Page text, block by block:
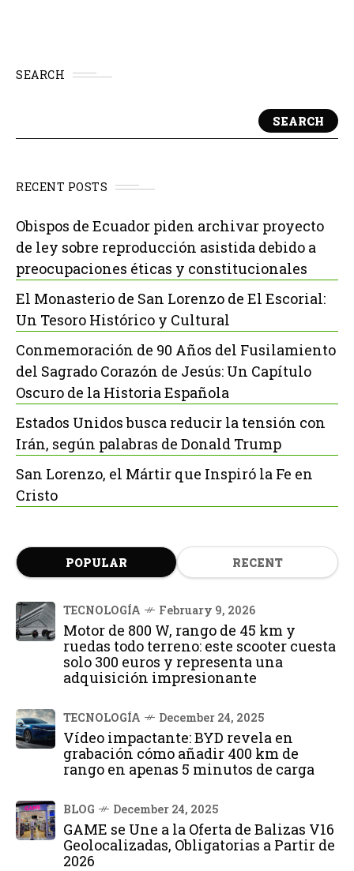
SEARCH
SEARCH
RECENT POSTS
Obispos de Ecuador piden archivar proyecto
de ley sobre reproducción asistida debido a
preocupaciones éticas y constitucionales
El Monasterio de San Lorenzo de El Escorial:
Un Tesoro Histórico y Cultural
Conmemoración de 90 Años del Fusilamiento
del Sagrado Corazón de Jesús: Un Capítulo
Oscuro de la Historia Española
Estados Unidos busca reducir la tensión con
Irán, según palabras de Donald Trump
San Lorenzo, el Mártir que Inspiró la Fe en
Cristo
POPULAR RECENT
TECNOLOGÍA February 9, 2026
Motor de 800 W, rango de 45 km y
ruedas todo terreno: este scooter cuesta
solo 300 euros y representa una
adquisición impresionante
TECNOLOGÍA December 24, 2025
Vídeo impactante: BYD revela en
grabación cómo añadir 400 km de
rango en apenas 5 minutos de carga
BLOG December 24, 2025
GAME se Une a la Oferta de Balizas V16
Geolocalizadas, Obligatorias a Partir de
2026